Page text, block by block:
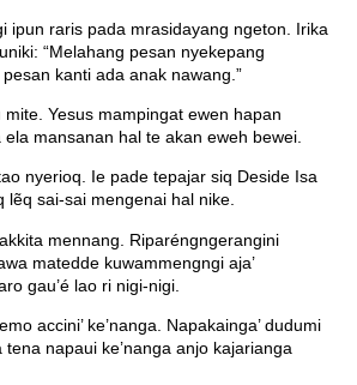
ipun raris pada mrasidayang ngeton. Irika
“Melahang pesan nyekepang
kanti ada anak nawang.”
mite. Yesus mampingat ewen hapan
mansanan hal te akan eweh bewei.
nyerioq. Ie pade tepajar siq Deside Isa
lẽq sai-sai mengenai hal nike.
mennang. Riparéngngerangini
matedde kuwammengngi aja’
gau’é lao ri nigi-nigi.
accini’ ke’nanga. Napakainga’ dudumi
tena napaui ke’nanga anjo kajarianga